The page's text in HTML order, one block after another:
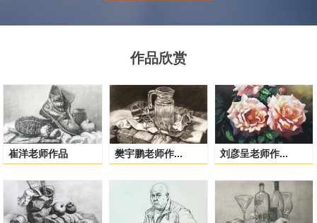
作品欣赏
崔洋老师作品 樊宇鹏老师作... 刘彦呈老师作...